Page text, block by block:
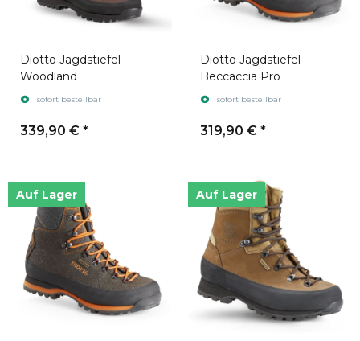
Diotto Jagdstiefel
Woodland
sofort bestellbar
339,90 € *
Diotto Jagdstiefel
Beccaccia Pro
sofort bestellbar
319,90 € *
Auf Lager Auf Lager